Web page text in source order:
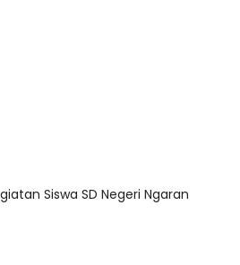
Siswa SD Negeri Ngaran